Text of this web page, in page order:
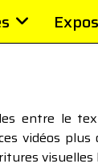
entre le
vidéos